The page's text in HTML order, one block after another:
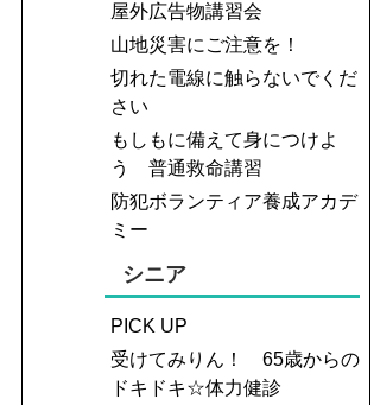
屋外広告物講習会
山地災害にご注意を！
切れた電線に触らないでくだ
さい
もしもに備えて身につけよ
う 普通救命講習
防犯ボランティア養成アカデ
ミー
シニア
PICK UP
受けてみりん！ 65歳からの
ドキドキ☆体力健診